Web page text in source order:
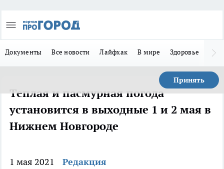
Документы Все новости Лайфхак В мире Здоровье
Принять
Теплая и пасмурная погода
установится в выходные 1 и 2 мая в
Нижнем Новгороде
1 мая 2021
Редакция